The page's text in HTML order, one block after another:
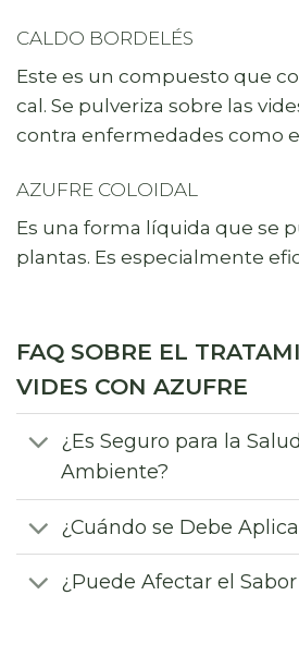
CALDO BORDELÉS
Este es un compuesto que
cal. Se pulveriza sobre las
contra enfermedades como
AZUFRE COLOIDAL
Es una forma líquida que se
plantas. Es especialmente
FAQ SOBRE EL
VIDES CON AZUFRE
¿Es Seguro para la
Ambiente?
¿Cuándo se Debe
¿Puede Afectar el